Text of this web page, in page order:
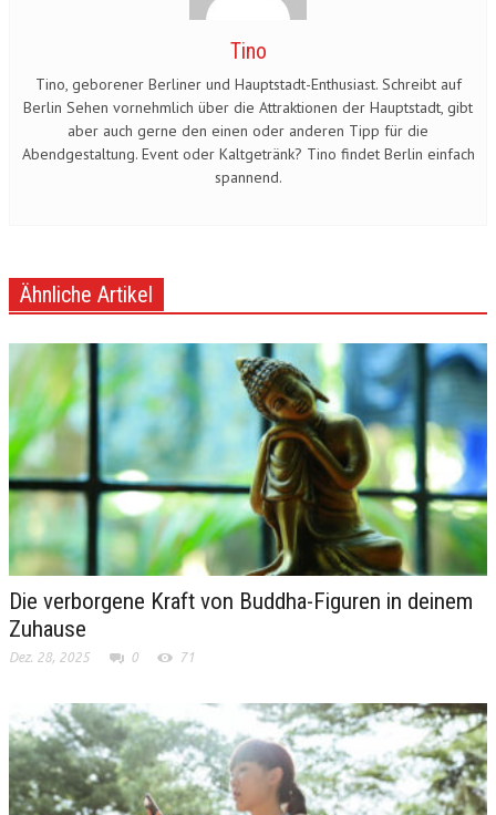
Tino
Tino, geborener Berliner und Hauptstadt-Enthusiast. Schreibt auf
Berlin Sehen vornehmlich über die Attraktionen der Hauptstadt, gibt
aber auch gerne den einen oder anderen Tipp für die
Abendgestaltung. Event oder Kaltgetränk? Tino findet Berlin einfach
spannend.
Ähnliche Artikel
Die verborgene Kraft von Buddha-Figuren in deinem
Zuhause
Dez. 28, 2025 0 71